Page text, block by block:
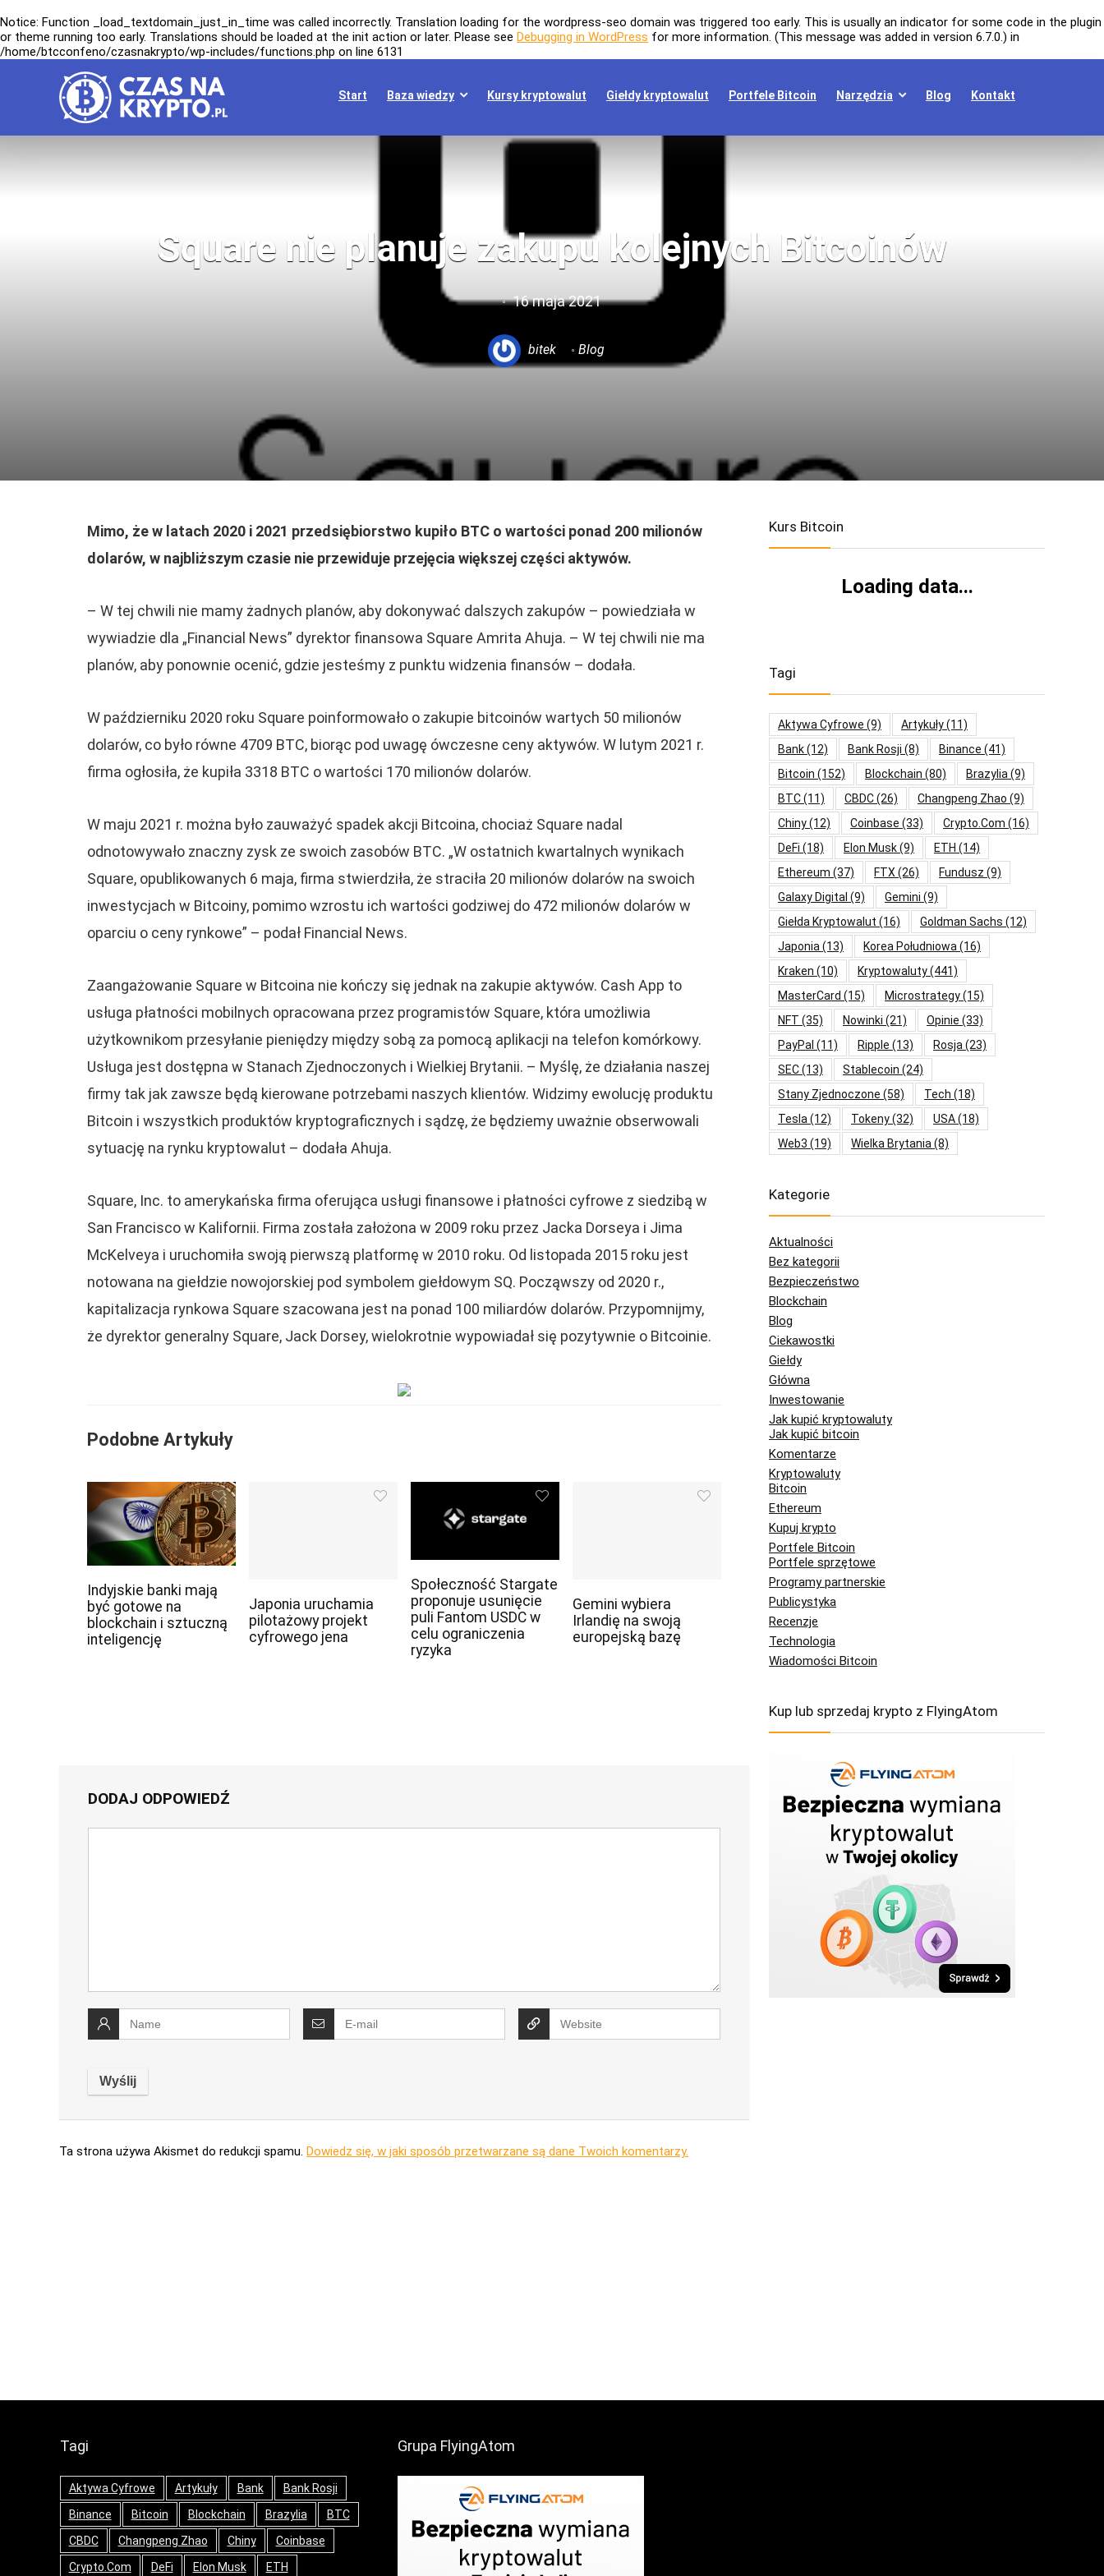
Notice: Function _load_textdomain_just_in_time was called incorrectly. Translation loading for the wordpress-seo domain was triggered too early. This is usually an indicator for some code in the plugin
or theme running too early. Translations should be loaded at the init action or later. Please see Debugging in WordPress for more information. (This message was added in version 6.7.0.) in
/home/btcconfeno/czasnakrypto/wp-includes/functions.php on line 6131
Start Baza wiedzy Kursy kryptowalut Giełdy kryptowalut Portfele Bitcoin Narzędzia Blog Kontakt
Square nie planuje zakupu kolejnych Bitcoinów
16 maja 2021
bitek Blog
Mimo, że w latach 2020 i 2021 przedsiębiorstwo kupiło BTC o wartości ponad 200 milionów
dolarów, w najbliższym czasie nie przewiduje przejęcia większej części aktywów.
– W tej chwili nie mamy żadnych planów, aby dokonywać dalszych zakupów – powiedziała w
wywiadzie dla „Financial News” dyrektor finansowa Square Amrita Ahuja. – W tej chwili nie ma
planów, aby ponownie ocenić, gdzie jesteśmy z punktu widzenia finansów – dodała.
W październiku 2020 roku Square poinformowało o zakupie bitcoinów wartych 50 milionów
dolarów, co było równe 4709 BTC, biorąc pod uwagę ówczesne ceny aktywów. W lutym 2021 r.
firma ogłosiła, że kupiła 3318 BTC o wartości 170 milionów dolarów.
W maju 2021 r. można było zauważyć spadek akcji Bitcoina, chociaż Square nadal
odnotowywało znaczny zysk ze swoich zasobów BTC. „W ostatnich kwartalnych wynikach
Square, opublikowanych 6 maja, firma stwierdziła, że ​​straciła 20 milionów dolarów na swoich
inwestycjach w Bitcoiny, pomimo wzrostu ich wartości godziwej do 472 milionów dolarów w
oparciu o ceny rynkowe” – podał Financial News.
Zaangażowanie Square w Bitcoina nie kończy się jednak na zakupie aktywów. Cash App to
usługa płatności mobilnych opracowana przez programistów Square, która umożliwia
użytkownikom przesyłanie pieniędzy między sobą za pomocą aplikacji na telefon komórkowy.
Usługa jest dostępna w Stanach Zjednoczonych i Wielkiej Brytanii. – Myślę, że działania naszej
firmy tak jak zawsze będą kierowane potrzebami naszych klientów. Widzimy ewolucję produktu
Bitcoin i wszystkich produktów kryptograficznych i sądzę, że będziemy uważnie obserwowali
sytuację na rynku kryptowalut – dodała Ahuja.
Square, Inc. to amerykańska firma oferująca usługi finansowe i płatności cyfrowe z siedzibą w
San Francisco w Kalifornii. Firma została założona w 2009 roku przez Jacka Dorseya i Jima
McKelveya i uruchomiła swoją pierwszą platformę w 2010 roku. Od listopada 2015 roku jest
notowana na giełdzie nowojorskiej pod symbolem giełdowym SQ. Począwszy od 2020 r.,
kapitalizacja rynkowa Square szacowana jest na ponad 100 miliardów dolarów. Przypomnijmy,
że dyrektor generalny Square, Jack Dorsey, wielokrotnie wypowiadał się pozytywnie o Bitcoinie.
Podobne Artykuły
Indyjskie banki mają
być gotowe na
blockchain i sztuczną
inteligencję
Japonia uruchamia
pilotażowy projekt
cyfrowego jena
Społeczność Stargate
proponuje usunięcie
puli Fantom USDC w
celu ograniczenia
ryzyka
Gemini wybiera
Irlandię na swoją
europejską bazę
DODAJ ODPOWIEDŹ
Ta strona używa Akismet do redukcji spamu. Dowiedz się, w jaki sposób przetwarzane są dane Twoich komentarzy.
Kurs Bitcoin
Loading data...
Tagi
Aktywa Cyfrowe (9) Artykuły(11)
Bank(12) Bank Rosji (8) Binance (41)
Bitcoin (152) Blockchain (80) Brazylia (9)
BTC(11) CBDC(26) Changpeng Zhao (9)
Chiny(12) Coinbase (33) Crypto.com (16)
DeFi (18) Elon Musk(9) ETH (14)
Ethereum (37) FTX (26) Fundusz (9)
Galaxy Digital (9) Gemini (9)
Giełda Kryptowalut (16) Goldman Sachs (12)
Japonia (13) Korea Południowa (16)
Kraken (10) Kryptowaluty(441)
MasterCard (15) Microstrategy(15)
NFT (35) Nowinki (21) Opinie (33)
PayPal (11) Ripple (13) Rosja (23)
SEC(13) Stablecoin (24)
Stany Zjednoczone (58) Tech (18)
Tesla (12) Tokeny(32) USA(18)
Web3 (19) Wielka Brytania (8)
Kategorie
Aktualności
Bez kategorii
Bezpieczeństwo
Blockchain
Blog
Ciekawostki
Giełdy
Główna
Inwestowanie
Jak kupić kryptowaluty
Jak kupić bitcoin
Komentarze
Kryptowaluty
Bitcoin
Ethereum
Kupuj krypto
Portfele Bitcoin
Portfele sprzętowe
Programy partnerskie
Publicystyka
Recenzje
Technologia
Wiadomości Bitcoin
Kup lub sprzedaj krypto z FlyingAtom
Tagi
Aktywa Cyfrowe Artykuły Bank
Bank Rosji
Binance
Bitcoin Blockchain Brazylia
BTC
CBDC
Changpeng Zhao Chiny
Coinbase
Crypto.com
DeFi Elon Musk ETH
Grupa FlyingAtom